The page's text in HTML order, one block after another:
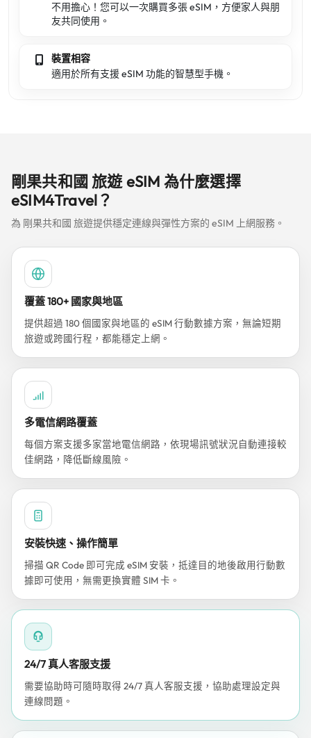
不用擔心！您可以一次購買多張 eSIM，方便家人與朋
友共同使用。
裝置相容
適用於所有支援 eSIM 功能的智慧型手機。
剛果共和國 旅遊 eSIM 為什麼選擇
eSIM4Travel？
為 剛果共和國 旅遊提供穩定連線與彈性方案的 eSIM 上網服務。
覆蓋 180+ 國家與地區
提供超過 180 個國家與地區的 eSIM 行動數據方案，無論短期
旅遊或跨國行程，都能穩定上網。
多電信網路覆蓋
每個方案支援多家當地電信網路，依現場訊號狀況自動連接較
佳網路，降低斷線風險。
安裝快速、操作簡單
掃描 QR Code 即可完成 eSIM 安裝，抵達目的地後啟用行動數
據即可使用，無需更換實體 SIM 卡。
24/7 真人客服支援
需要協助時可隨時取得 24/7 真人客服支援，協助處理設定與
連線問題。